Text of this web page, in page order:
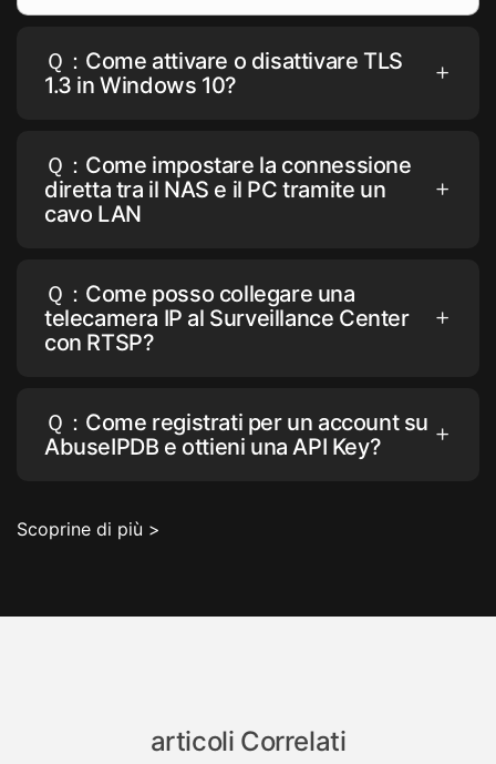
Ｑ：Come attivare o disattivare TLS
1.3 in Windows 10?
Ｑ：Come impostare la connessione
diretta tra il NAS e il PC tramite un
cavo LAN
Ｑ：Come posso collegare una
telecamera IP al Surveillance Center
con RTSP?
Ｑ：Come registrati per un account su
AbuseIPDB e ottieni una API Key?
Scoprine di più >
articoli Correlati